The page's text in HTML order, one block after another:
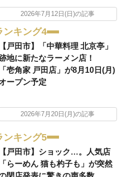
2026年7月12日(日)の記事
ンキング4
【戸田市】「中華料理 北京亭」
地に新たなラーメン店！
「壱角家 戸田店」が8月10日(月)
ープン予定
2026年7月20日(月)の記事
ンキング5
【戸田市】ショック…。人気店
「らーめん 猫も杓子も」が突然